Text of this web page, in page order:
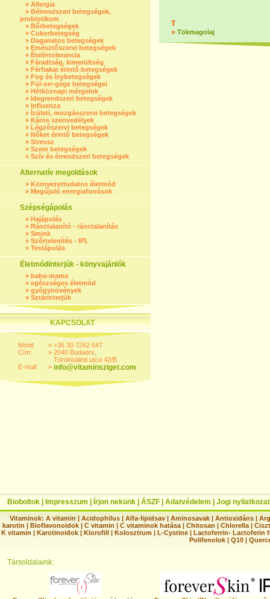
» Allergia
» Bélrendszeri betegségek,
probiotikum
» Bőrbetegségek
» Cukorbetegség
» Daganatos betegségek
» Emésztőszervi betegségek
» Ételintolerancia
» Fáradtság, kimerültség
» Férfiakat érintő betegségek
» Fog és ínybetegségek
» Fül-orr-gége betegségei
» Hétköznapi mérgeink
» Idegrendszeri betegségek
» Influenza
» Ízületi, mozgásszervi betegségek
» Káros szenvedélyek
» Légzőszervi betegségek
» Nőket érintő betegségek
» Stressz
» Szem betegségek
» Szív és érrendszeri betegségek
Alternatív megoldások
» Környezettudatos életmód
» Megújuló energiaforrások
Szépségápolás
» Hajápolás
» Ránctalanító - ránctalanítás
» Smink
» Szőrtelenítés - IPL
» Testápolás
Életmódinterjúk - könyvajánlók
» baba-mama
» egészséges életmód
» gyógynövények
» Sztárinterjúk
KAPCSOLAT
Mobil:
Cím:
E-mail:
»
»
»
+36 30 7262 647
2040 Budaörs,
Törökbálinti utca 42/B
info@vitaminsziget.com
T
» Tökmagolaj
Bioboltok Impresszum Írjon nekünk ÁSZF Adatvédelem Jogi nyilatkozat
Vitaminok: A vitamin |Acidophilus |Alfa-lipidsav |Aminosavak |Antioxidáns |
karotin | Bioflavonoidok | C vitamin | C vitaminok hatása | Chitosan | Chlorella |
K vitamin | Karotinoidok | Klorofill | Kolosztrum | L-Cystine | Lactoferrin- Lactoferin
Polifenolok |Q10 |
Társoldalaink: